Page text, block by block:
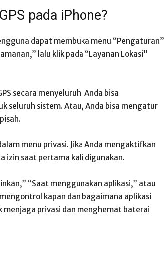
pada iPhone?
dapat membuka menu “Pengaturan”
lalu klik pada “Layanan Lokasi”
secara menyeluruh. Anda bisa
seluruh sistem. Atau, Anda bisa mengatur
menu privasi. Jika Anda mengaktifkan
izin saat pertama kali digunakan.
“Saat menggunakan aplikasi,” atau
kapan dan bagaimana aplikasi
privasi dan menghemat baterai